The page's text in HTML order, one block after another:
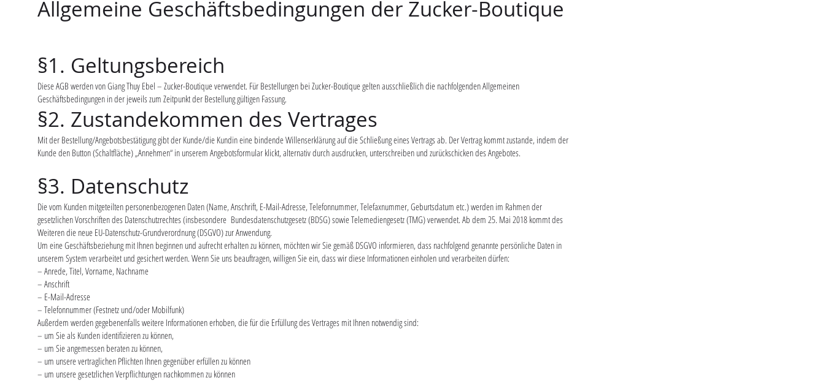
Allgemeine Geschäftsbedingungen der Zucker-Boutique
§1. Geltungsbereich
Diese AGB werden von Giang Thuy Ebel – Zucker-Boutique verwendet. Für Bestellungen bei Zucker-Boutique gelten ausschließlich die nachfolgenden Allgemeinen
Geschäftsbedingungen in der jeweils zum Zeitpunkt der Bestellung gültigen Fassung.
§2. Zustandekommen des Vertrages
Mit der Bestellung/Angebotsbestätigung gibt der Kunde/die Kundin eine bindende Willenserklärung auf die Schließung eines Vertrags ab. Der Vertrag kommt zustande, indem der
Kunde den Button (Schaltfläche) „Annehmen“ in unserem Angebotsformular klickt, alternativ durch ausdrucken, unterschreiben und zurückschicken des Angebotes.
§3. Datenschutz
Die vom Kunden mitgeteilten personenbezogenen Daten (Name, Anschrift, E-Mail-Adresse, Telefonnummer, Telefaxnummer, Geburtsdatum etc.) werden im Rahmen der
gesetzlichen Vorschriften des Datenschutzrechtes (insbesondere Bundesdatenschutzgesetz (BDSG) sowie Telemediengesetz (TMG) verwendet. Ab dem 25. Mai 2018 kommt des
Weiteren die neue EU-Datenschutz-Grundverordnung (DSGVO) zur Anwendung.
Um eine Geschäftsbeziehung mit Ihnen beginnen und aufrecht erhalten zu können, möchten wir Sie gemäß DSGVO informieren, dass nachfolgend genannte persönliche Daten in
unserem System verarbeitet und gesichert werden. Wenn Sie uns beauftragen, willigen Sie ein, dass wir diese Informationen einholen und verarbeiten dürfen:
– Anrede, Titel, Vorname, Nachname
– Anschrift
– E-Mail-Adresse
– Telefonnummer (Festnetz und/oder Mobilfunk)
Außerdem werden gegebenenfalls weitere Informationen erhoben, die für die Erfüllung des Vertrages mit Ihnen notwendig sind:
– um Sie als Kunden identifizieren zu können,
– um Sie angemessen beraten zu können,
– um unsere vertraglichen Pflichten Ihnen gegenüber erfüllen zu können
– um unsere gesetzlichen Verpflichtungen nachkommen zu können